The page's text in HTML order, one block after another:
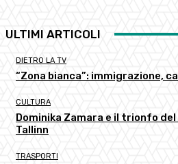
ULTIMI ARTICOLI
DIETRO LA TV
“Zona bianca”: immigrazione,
CULTURA
Dominika Zamara e il trionfo
Tallinn
TRASPORTI